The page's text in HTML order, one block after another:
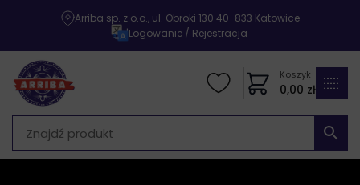
Arriba sp. z o.o., ul. Obroki 130 40-833 Katowice
|Logowanie / Rejestracja
Koszyk
0,00 zł